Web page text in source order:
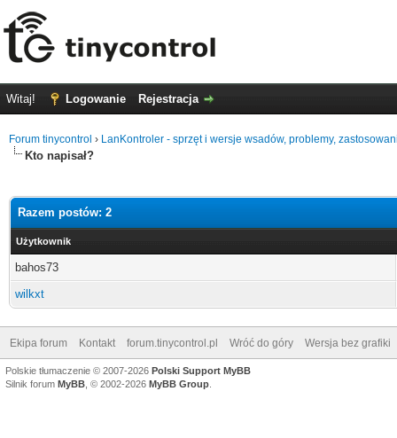
Witaj! Logowanie Rejestracja
Forum tinycontrol › LanKontroler - sprzęt i wersje wsadów, problemy,
Kto napisał?
Razem postów: 2
Użytkownik
bahos73
wilkxt
Ekipa forum Kontakt forum.tinycontrol.pl Wróć do góry Wersja bez grafiki
Polskie tłumaczenie © 2007-2026 Polski Support MyBB
Silnik forum MyBB , © 2002-2026 MyBB Group